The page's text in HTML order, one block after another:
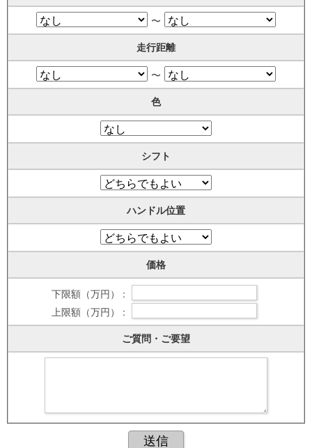
〜
走行距離
〜
色
シフト
ハンドル位置
価格
下限額（万円） :
上限額（万円） :
ご質問・ご要望